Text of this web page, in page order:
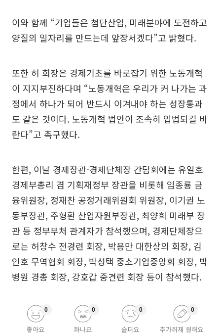
이와 함께 “기업들은 첨단산업, 미래분야에 도전하고
양질의 일자리를 만드는데 앞장서겠다”고 밝혔다.
또한 허 회장은 경제기초를 바로잡기 위한 노동개혁
이 지지부진하다며 “노동개혁은 우리가 커 나가는 과
정에서 하나가 되어 반드시 이겨내야 하는 성장통과
도 같은 것이다. 노동개혁 법안이 조속히 입법되길 바
란다”고 촉구했다.
한편, 이날 경제장관-경제단체장 간담회에는 유일호
경제부총리 겸 기획재정부 장관을 비롯해 임종룡 금
융위원장, 정재찬 공정거래위원회 위원장, 이기권 노
동부장관, 주형환 산업자원부장관, 최양희 미래부 장
관 등 정부부처 관계자가 참석했으며, 경제단체장으
로는 허창수 전경련 회장, 박용만 대한상의 회장, 김
인호 무역협회 회장, 박성택 중소기업중앙회 회장, 박
병원 경총 회장, 강호갑 중견련 회장 등이 참석했다.
좋아요
0
화나요
0
슬퍼요
0
추가취재 원해요
0